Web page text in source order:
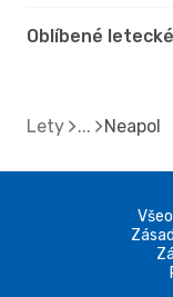
Oblíbené
Lety Neapol